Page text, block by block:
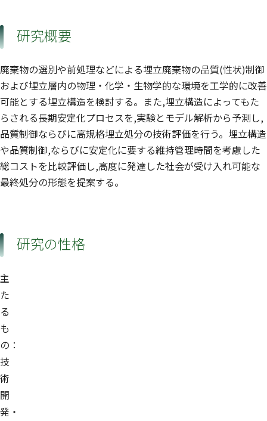
研究概要
廃棄物の選別や前処理などによる埋立廃棄物の品質(性状)制御
および埋立層内の物理・化学・生物学的な環境を工学的に改善
可能とする埋立構造を検討する。また,埋立構造によってもた
らされる長期安定化プロセスを,実験とモデル解析から予測し,
品質制御ならびに高規格埋立処分の技術評価を行う。埋立構造
や品質制御,ならびに安定化に要する維持管理時間を考慮した
総コストを比較評価し,高度に発達した社会が受け入れ可能な
最終処分の形態を提案する。
研究の性格
主
た
る
も
の：
技
術
開
発・